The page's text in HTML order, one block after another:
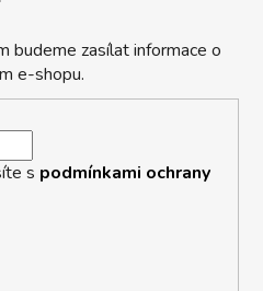
budeme zasílat informace o
e-shopu.
s podmínkami ochrany